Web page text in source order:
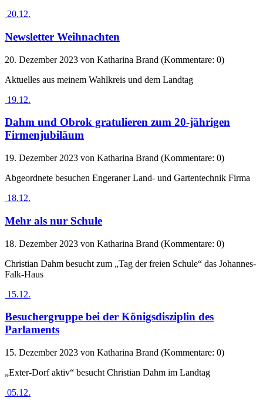
20.12.
Newsletter Weihnachten
20. Dezember 2023 von Katharina Brand (Kommentare: 0)
Aktuelles aus meinem Wahlkreis und dem Landtag
19.12.
Dahm und Obrok gratulieren zum 20-jährigen
Firmenjubiläum
19. Dezember 2023 von Katharina Brand (Kommentare: 0)
Abgeordnete besuchen Engeraner Land- und Gartentechnik Firma
18.12.
Mehr als nur Schule
18. Dezember 2023 von Katharina Brand (Kommentare: 0)
Christian Dahm besucht zum „Tag der freien Schule“ das Johannes-
Falk-Haus
15.12.
Besuchergruppe bei der Königsdisziplin des
Parlaments
15. Dezember 2023 von Katharina Brand (Kommentare: 0)
„Exter-Dorf aktiv“ besucht Christian Dahm im Landtag
05.12.